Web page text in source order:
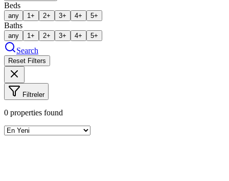
Beds
any 1+ 2+ 3+ 4+ 5+
Baths
any 1+ 2+ 3+ 4+ 5+
Search
Reset Filters
Filtreler
0 properties found